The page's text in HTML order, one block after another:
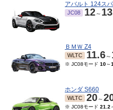
アバルト 124ス
JC08 12～
ＢＭＷ Z4
WLTC 11.6～
※ JC08モード 10～
ホンダ S660
WLTC 20～
※ JC08モード 21.2